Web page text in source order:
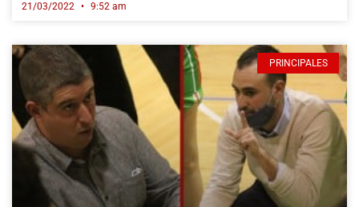
21/03/2022 9:52 am
PRINCIPALES